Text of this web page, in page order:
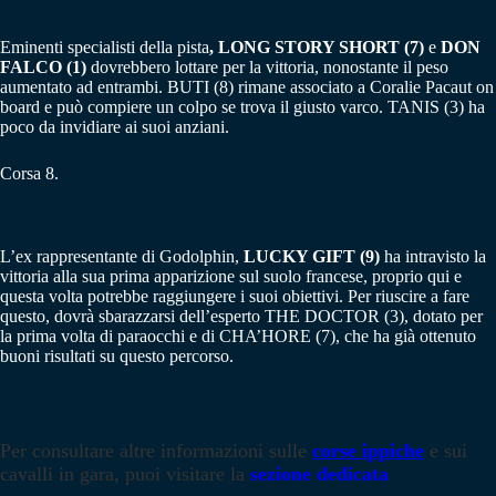
Eminenti specialisti della pista, LONG STORY SHORT (7) e DON
FALCO (1) dovrebbero lottare per la vittoria, nonostante il peso
aumentato ad entrambi. BUTI (8) rimane associato a Coralie Pacaut on
board e può compiere un colpo se trova il giusto varco. TANIS (3) ha
poco da invidiare ai suoi anziani.
Corsa 8.
L’ex rappresentante di Godolphin, LUCKY GIFT (9) ha intravisto la
vittoria alla sua prima apparizione sul suolo francese, proprio qui e
questa volta potrebbe raggiungere i suoi obiettivi. Per riuscire a fare
questo, dovrà sbarazzarsi dell’esperto THE DOCTOR (3), dotato per
la prima volta di paraocchi e di CHA’HORE (7), che ha già ottenuto
buoni risultati su questo percorso.
Per consultare altre informazioni sulle corse ippiche e sui
cavalli in gara, puoi visitare la sezione dedicata